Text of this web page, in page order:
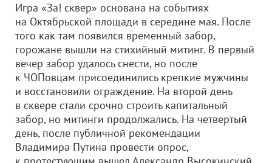
Игра «За! сквер» основана на событиях
на Октябрьской площади в середине мая. После
того как там появился временный забор,
горожане вышли на стихийный митинг. В первый
вечер забор удалось снести, но после
к ЧОПовцам присоединились крепкие мужчины
и восстановили ограждение. На второй день
в сквере стали срочно строить капитальный
забор, но митинги продолжались. На четвертый
день, после публичной рекомендации
Владимира Путина провести опрос,